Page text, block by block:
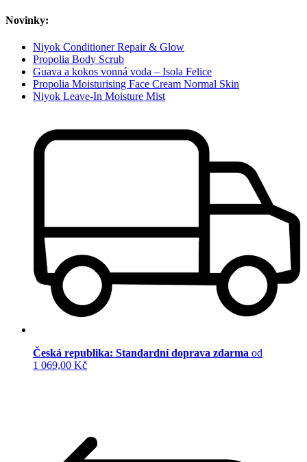
Novinky:
Niyok Conditioner Repair & Glow
Propolia Body Scrub
Guava a kokos vonná voda – Isola Felice
Propolia Moisturising Face Cream Normal Skin
Niyok Leave-In Moisture Mist
Česká republika: Standardní doprava zdarma od
1 069,00 Kč